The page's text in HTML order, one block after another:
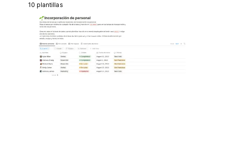
10 plantillas